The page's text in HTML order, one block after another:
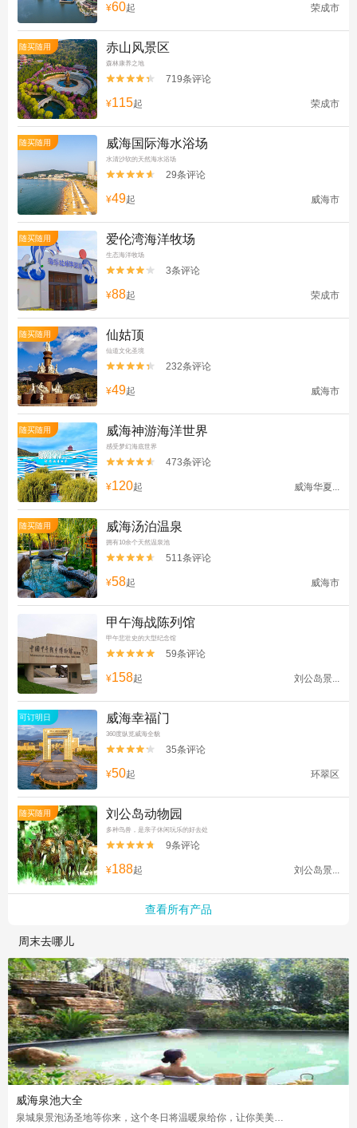
¥60起 荣成市
随买随用 赤山风景区
森林康养之地

 719条评论
¥115起 荣成市
随买随用 威海国际海水浴场
水清沙软的天然海水浴场

 29条评论
¥49起 威海市
随买随用 爱伦湾海洋牧场
生态海洋牧场

 3条评论
¥88起 荣成市
随买随用 仙姑顶
仙道文化圣境

 232条评论
¥49起 威海市
随买随用 威海神游海洋世界
感受梦幻海底世界

 473条评论
¥120起 威海华夏...
随买随用 威海汤泊温泉
拥有10余个天然温泉池

 511条评论
¥58起 威海市
甲午海战陈列馆
甲午悲壮史的大型纪念馆

 59条评论
¥158起 刘公岛景...
可订明日 威海幸福门
360度纵览威海全貌

 35条评论
¥50起 环翠区
随买随用 刘公岛动物园
多种鸟兽，是亲子休闲玩乐的好去处

 9条评论
¥188起 刘公岛景...
查看所有产品
周末去哪儿
威海泉池大全
泉城泉景泡汤圣地等你来，这个冬日将温暖泉给你，让你美美哒开开心心的度过这个美好冬季